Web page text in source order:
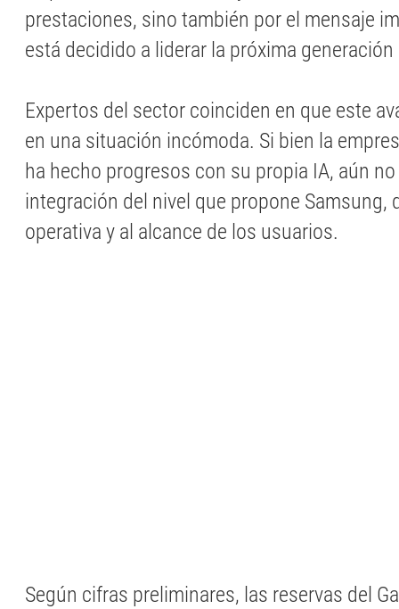
prestaciones, sino también por el mensaje
está decidido a liderar la próxima
Expertos del sector coinciden en que este
en una situación incómoda. Si bien la
ha hecho progresos con su propia IA, aún
integración del nivel que propone Samsung,
operativa y al alcance de los usuarios.
Según cifras preliminares, las reservas del